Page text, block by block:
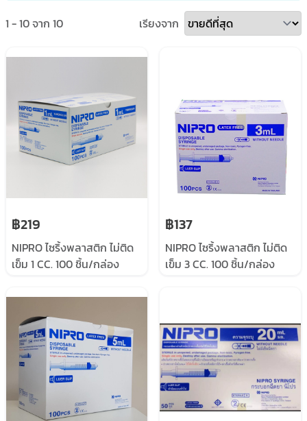
1 -10จาก 10 เรียงจาก
฿219
NIPRO ไซริ้งพลาสติก ไม่ติด
เข็ม 1 CC. 100 ชิ้น/กล่อง
฿137
NIPRO ไซริ้งพลาสติก ไม่ติด
เข็ม 3 CC. 100 ชิ้น/กล่อง